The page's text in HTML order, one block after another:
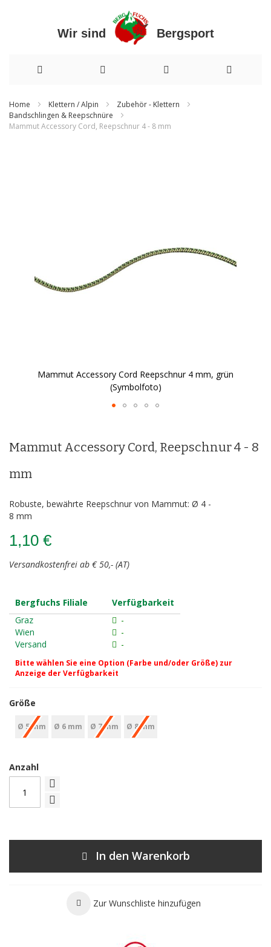
Wir sind Bergsport
zum
Home Klettern / Alpin
Zubehör - Klettern
Bandschlingen & Reepschnüre
Mammut Accessory Cord, Reepschnur 4 - 8 mm
Mammut Accessory Cord Reepschnur 4 mm, grün
(Symbolfoto)
der
Mammut Accessory Cord, Reepschnur 4 - 8
mm
Robuste, bewährte Reepschnur von Mammut: Ø 4 -
8 mm
1,10 €
Versandkostenfrei ab € 50,- (AT)
Bergfuchs Filiale
Verfügbarkeit
Graz
-
Wien
-
Versand
-
Bitte wählen Sie eine Option (Farbe und/oder Größe) zur
Anzeige der Verfügbarkeit
Größe
Ø 5 mm Ø 6 mm Ø 7 mm Ø 8 mm
Anzahl
In den Warenkorb
Zur Wunschliste hinzufügen